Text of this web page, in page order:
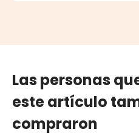
Las personas
este artículo
compraron